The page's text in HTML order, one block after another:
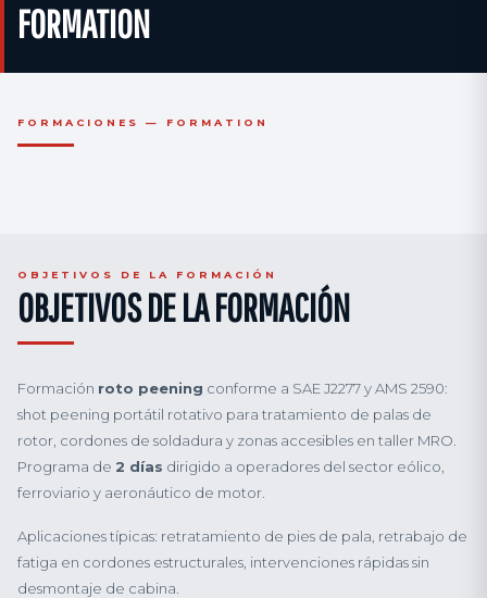
FORMATION
FORMACIONES — FORMATION
OBJETIVOS DE LA FORMACIÓN
OBJETIVOS DE LA FORMACIÓN
Formación roto peening conforme a SAE J2277 y AMS 2590:
shot peening portátil rotativo para tratamiento de palas de
rotor, cordones de soldadura y zonas accesibles en taller MRO.
Programa de 2 días dirigido a operadores del sector eólico,
ferroviario y aeronáutico de motor.
Aplicaciones típicas: retratamiento de pies de pala, retrabajo de
fatiga en cordones estructurales, intervenciones rápidas sin
desmontaje de cabina.